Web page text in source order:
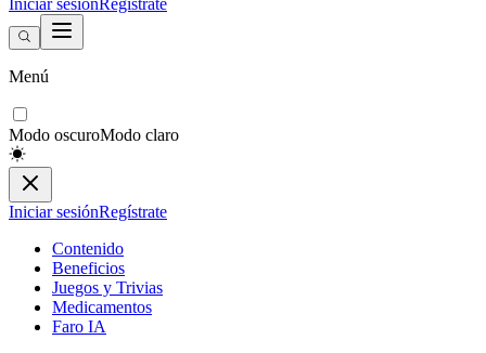
Iniciar sesiónRegístrate
Menú
Modo oscuroModo claro
Iniciar sesiónRegístrate
Contenido
Beneficios
Juegos y Trivias
Medicamentos
Faro IA